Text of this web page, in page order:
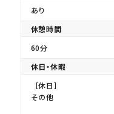
あり
休憩時間
60分
休日・休暇
［休日］
その他